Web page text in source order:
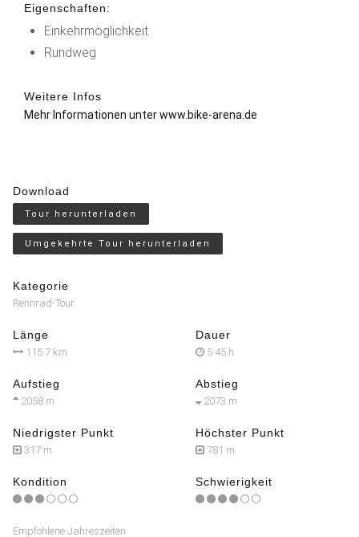
Eigenschaften:
Einkehrmöglichkeit
Rundweg
Weitere Infos
Mehr Informationen unterwww.bike-arena.de
Download
Tour herunterladen
Umgekehrte Tour herunterladen
Kategorie
Rennrad-Tour
Länge
115.7 km
Dauer
5:45 h
Aufstieg
2058 m
Abstieg
2073 m
Niedrigster Punkt
317 m
Höchster Punkt
781 m
Kondition Schwierigkeit
Empfohlene Jahreszeiten